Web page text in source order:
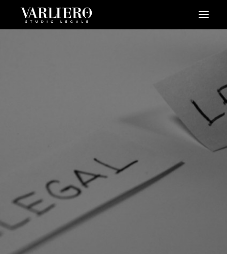
PRENDI UN APPUNTAMENTO